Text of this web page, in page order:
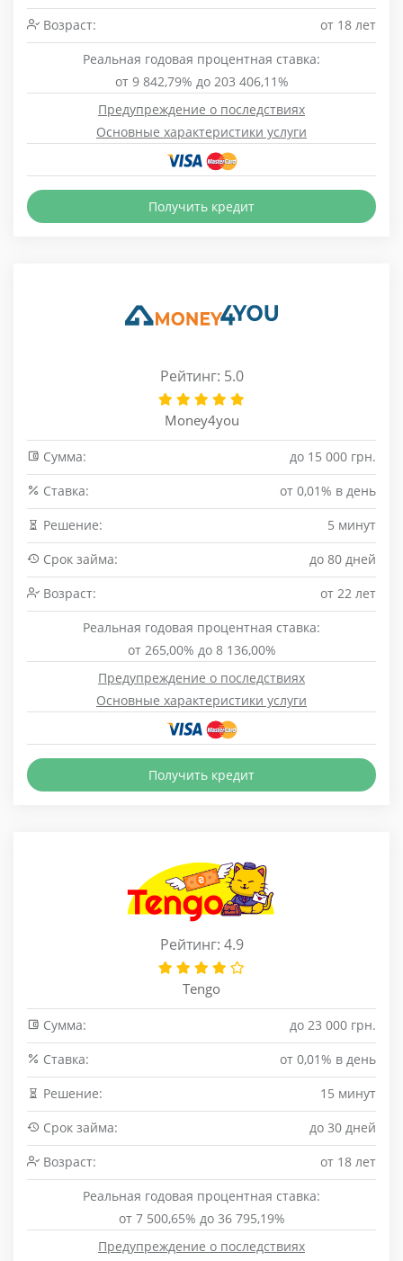
Возраст:
от 18 лет
Реальная годовая процентная ставка:
от 9 842,79% до 203 406,11%
Предупреждение о последствиях
Основные характеристики услуги
Получить кредит
Рейтинг: 5.0
Money4you
Сумма:
до 15 000 грн.
Cтавка:
от 0,01% в день
Решение:
5 минут
Срок займа:
до 80 дней
Возраст:
от 22 лет
Реальная годовая процентная ставка:
от 265,00% до 8 136,00%
Предупреждение о последствиях
Основные характеристики услуги
Получить кредит
Рейтинг: 4.9
Tengo
Сумма:
до 23 000 грн.
Cтавка:
от 0,01% в день
Решение:
15 минут
Срок займа:
до 30 дней
Возраст:
от 18 лет
Реальная годовая процентная ставка:
от 7 500,65% до 36 795,19%
Предупреждение о последствиях